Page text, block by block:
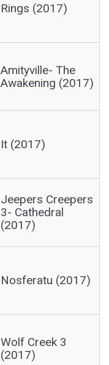
Rings (2017)
Amityville- The
Awakening (2017)
It (2017)
Jeepers Creepers
3- Cathedral
(2017)
Nosferatu (2017)
Wolf Creek 3
(2017)